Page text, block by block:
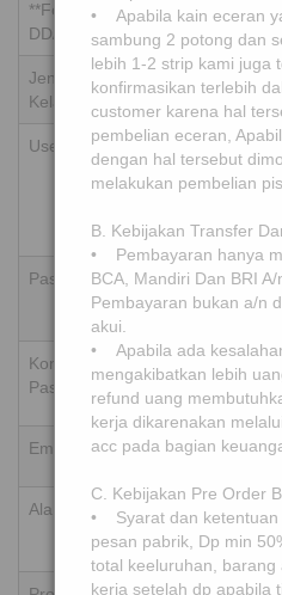
• Apabila kain eceran
sambung 2 potong dan
lebih 1-2 strip kami juga
konfirmasikan terlebih
customer karena hal
pembelian eceran,
dengan hal tersebut
melakukan pembelian
B. Kebijakan Transfer
• Pembayaran hanya
BCA, Mandiri Dan BRI
Pembayaran bukan a/n
akui.
• Apabila ada
mengakibatkan lebih
refund uang
kerja dikarenakan
acc pada bagian
C. Kebijakan Pre Order
• Syarat dan ketentuan
pesan pabrik, Dp min
total keeluruhan,
kerja setelah dp apabila
**Format
DD/MM/YYY
Jenis
Kelamin
Username
**usahakan
dan belakang
sudah dipakai
Password
Konfirmasi
Password
Email
Alamat